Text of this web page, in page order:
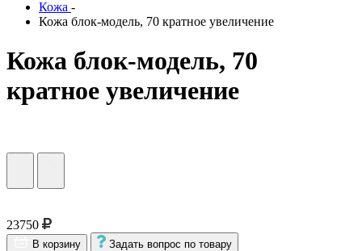
Кожа -
Кожа блок-модель, 70 кратное увеличение
Кожа блок-модель, 70
кратное увеличение
23750
В корзину Задать вопрос по товару